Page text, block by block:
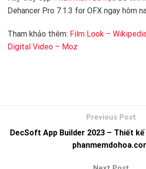
Dehancer Pro 7.1.3 for OFX ngay hôm
Tham khảo thêm: Film Look –
Digital Video – Moz
DecSoft App Builder 2023 – Thiết